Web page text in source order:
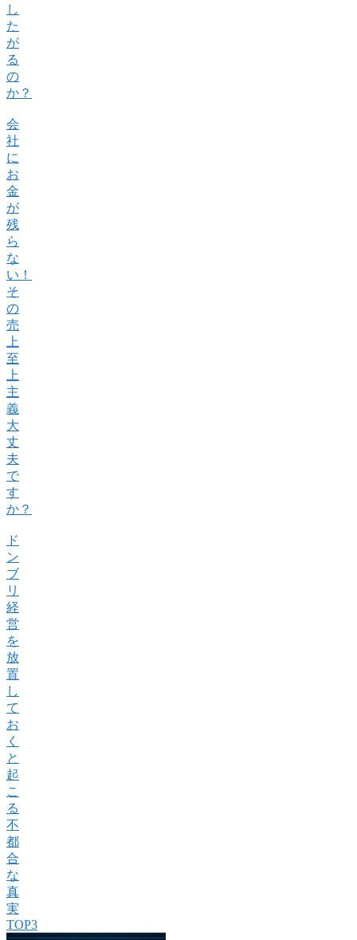
し
た
が
る
の
か？
会
社
に
お
金
が
残
ら
な
い！
そ
の
売
上
至
上
主
義
大
丈
夫
で
す
か？
ド
ン
ブ
リ
経
営
を
放
置
し
て
お
く
と
起
こ
る
不
都
合
な
真
実
TOP3